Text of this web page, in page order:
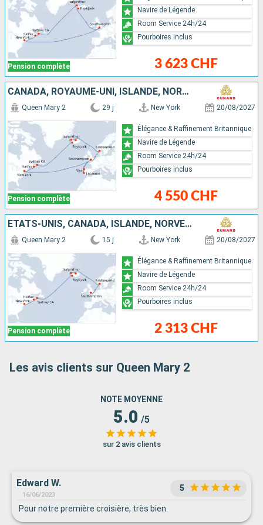
Pension complète 3 623 CHF
Navire de Légende
Room Service 24h/24
Pourboires inclus
CANADA, ROYAUME-UNI, ISLANDE, NORVÈGE, PORTUGAL, ESPAGNE, ÉTATS-UNIS
Pension complète
Queen Mary 2 29 j New York 20/08/2027
4 550 CHF
Élégance & Raffinement Britannique
Navire de Légende
Room Service 24h/24
Pourboires inclus
ÉTATS-UNIS, CANADA, ISLANDE, NORVÈGE, ROYAUME-UNI
Pension complète
Queen Mary 2 15 j New York 20/08/2027
2 313 CHF
Élégance & Raffinement Britannique
Navire de Légende
Room Service 24h/24
Pourboires inclus
Les avis clients sur Queen Mary 2
NOTE MOYENNE
5.0 /5
sur 2 avis clients
Edward W.
16/06/2023
5
Pour notre première croisière, très bien.